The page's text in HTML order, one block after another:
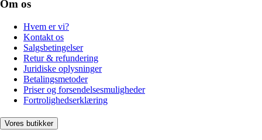
Om os
Hvem er vi?
Kontakt os
Salgsbetingelser
Retur & refundering
Juridiske oplysninger
Betalingsmetoder
Priser og forsendelsesmuligheder
Fortrolighedserklæring
Vores butikker